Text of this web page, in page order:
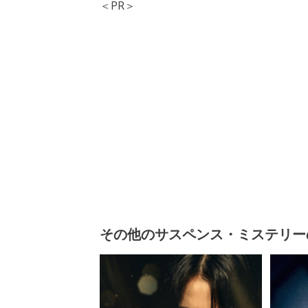
＜PR＞
その他のサスペンス・ミステリ